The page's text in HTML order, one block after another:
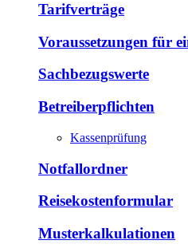
Tarifverträge
Voraussetzungen für
Sachbezugswerte
Betreiberpflichten
Kassenprüfung
Notfallordner
Reisekostenformular
Musterkalkulationen